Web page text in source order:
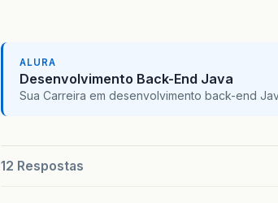
ALURA
Desenvolvimento Back-End Java
Sua Carreira em desenvolvimento back-end
12 Respostas